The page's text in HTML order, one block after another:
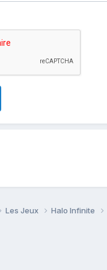
Les Jeux Halo Infinite